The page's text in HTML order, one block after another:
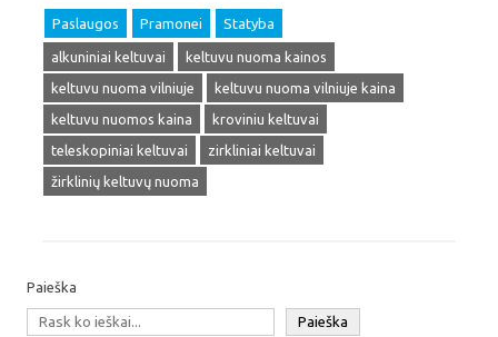
Paslaugos Pramonei Statyba
alkuniniai keltuvai
keltuvu nuoma kainos
keltuvu nuoma vilniuje
keltuvu nuoma vilniuje kaina
keltuvu nuomos kaina
kroviniu keltuvai
teleskopiniai keltuvai
zirkliniai keltuvai
žirklinių keltuvų nuoma
Paieška
Paieška